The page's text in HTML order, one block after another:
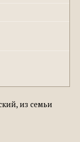
из семьи